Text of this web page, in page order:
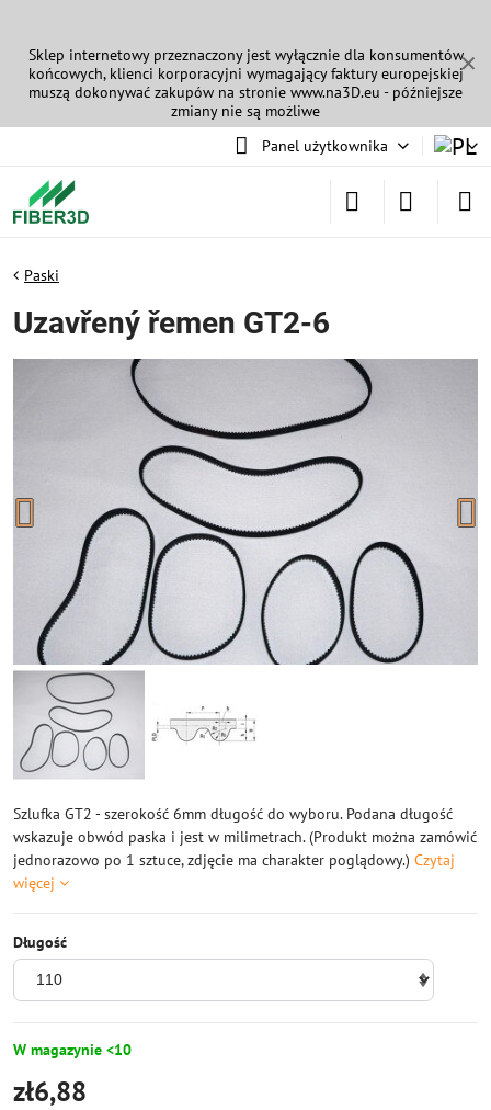
✕
Sklep internetowy przeznaczony jest wyłącznie dla konsumentów
końcowych, klienci korporacyjni wymagający faktury europejskiej
muszą dokonywać zakupów na stronie www.na3D.eu - późniejsze
zmiany nie są możliwe
Panel użytkownika
Paski
Uzavřený řemen GT2-6
Szlufka GT2 - szerokość 6mm długość do wyboru. Podana długość
wskazuje obwód paska i jest w milimetrach. (Produkt można zamówić
jednorazowo po 1 sztuce, zdjęcie ma charakter poglądowy.) Czytaj
więcej
Długość
W magazynie <10
zł6,88